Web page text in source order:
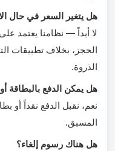
هل يتغير السعر في حال
لا أبداً — نظامنا يعتمد
الحجز، بخلاف تطبيقات
الذروة.
هل يمكن الدفع بالبطاقة أو
نعم، نقبل الدفع نقداً أو
المسبق.
هل هناك رسوم إلغاء؟